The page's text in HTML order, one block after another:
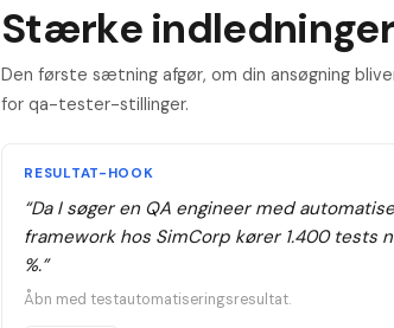
Stærke
Den første sætning afgør, om din ansøgning
for qa-tester-stillinger.
RESULTAT-HOOK
“Da I søger en QA engineer med
framework hos SimCorp kører 1.400
%.”
Åbn med testautomatiseringsresultat.